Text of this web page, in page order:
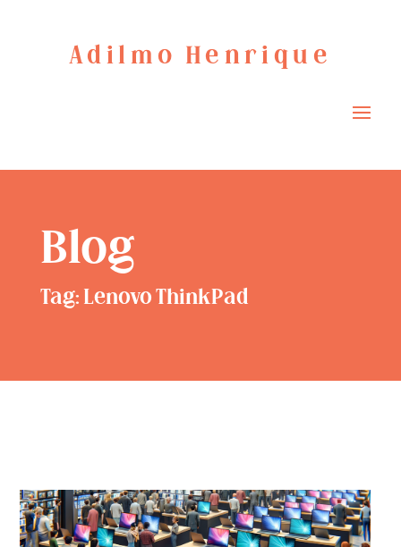
Adilmo Henrique
Blog
Tag: Lenovo ThinkPad